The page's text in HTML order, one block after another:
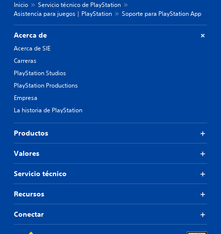
Inicio
Servicio técnico de PlayStation
Asistencia para juegos | PlayStation
Soporte para PlayStation App
Acerca de
Acerca de SIE
Carreras
PlayStation Studios
PlayStation Productions
Empresa
La historia de PlayStation
Productos
Valores
Servicio técnico
Recursos
Conectar